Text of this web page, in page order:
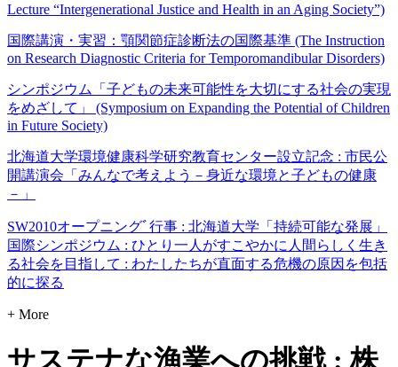
Lecture “Intergenerational Justice and Health in an Aging Society”)
国際講演・実習：顎関節症診断法の国際基準 (The Instruction
on Research Diagnostic Criteria for Temporomandibular Disorders)
シンポジウム「子どもの未来可能性を大切にする社会の実現
をめざして」 (Symposium on Expanding the Potential of Children
in Future Society)
北海道大学環境健康科学研究教育センター設立記念 : 市民公
開講演会「みんなで考えよう－身近な環境と子どもの健康
－」
SW2010オープニングﾞ行事 : 北海道大学「持続可能な発展」
国際シンポジウム : ひとり一人がすこやかに人間らしく生き
る社会を目指して : わたしたちが直面する危機の原因を包括
的に探る
+ More
サステナな漁業への挑戦 : 株